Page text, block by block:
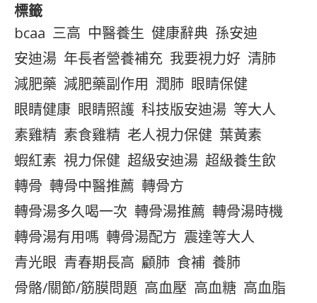
標籤
bcaa 三高 中醫養生 健康辭典 孫安迪
安迪湯 年長者營養補充 我要視力好 清肺
減肥藥 減肥藥副作用 潤肺 眼睛保健
眼睛健康 眼睛照護 科技版安迪湯 等大人
素雞精 素食雞精 老人視力保健 葉黃素
蝦紅素 視力保健 超級安迪湯 超級養生飲
轉骨 轉骨中醫推薦 轉骨方
轉骨湯多久喝一次 轉骨湯推薦 轉骨湯時機
轉骨湯有用嗎 轉骨湯配方 震達等大人
青光眼 青春期長高 顧肺 食補 養肺
骨骼/關節/筋膜問題 高血壓 高血糖 高血脂